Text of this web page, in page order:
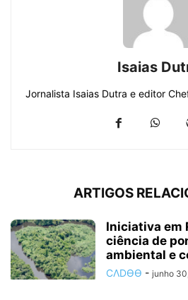
Isaias
Jornalista Isaias Dutra e editor
ARTIGOS
Iniciativa em
ciência de
ambiental e
CΛDӨӨ - junho